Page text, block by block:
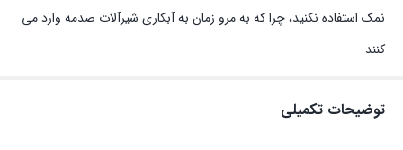
نمک استفاده نکنید، چرا که به مرو زمان به آبکاری شیرآلات صدمه وارد می
کنند
توضیحات تکمیلی